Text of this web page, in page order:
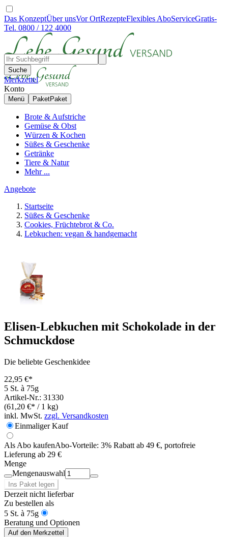
Das KonzeptÜber unsVor OrtRezepteFlexibles AboServiceGratis-
Tel. 0800 / 122 4000
Suche
Merkzettel
Konto
Menü PaketPaket
Brote & Aufstriche
Gemüse & Obst
Würzen & Kochen
Süßes & Geschenke
Getränke
Tiere & Natur
Mehr ...
Angebote
Startseite
Süßes & Geschenke
Cookies, Früchtebrot & Co.
Lebkuchen: vegan & handgemacht
Elisen-Lebkuchen mit Schokolade in der
Schmuckdose
Die beliebte Geschenkidee
22,95 €*
5 St. à 75g
Artikel-Nr.: 31330
(61,20 €* / 1 kg)
inkl. MwSt. zzgl. Versandkosten
Einmaliger Kauf
Als Abo kaufenAbo-Vorteile: 3% Rabatt ab 49 €, portofreie
Lieferung ab 29 €
Menge
Mengenauswahl
Ins Paket legen
Derzeit nicht lieferbar
Zu bestellen als
5 St. à 75g
Beratung und Optionen
Auf den Merkzettel